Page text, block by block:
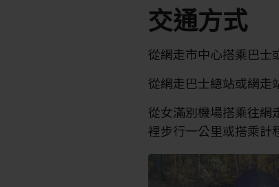
交通方式
從網走市中心搭乘巴士
從網走巴士總站或網走
從女滿別機場搭乘往網
裡步行一公里或搭乘計